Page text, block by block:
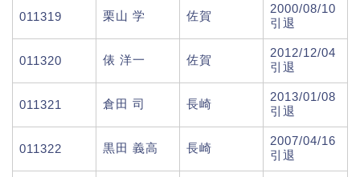
011319 栗山 学 佐賀
2000/08/10
引退
011320 俵 洋一 佐賀
2012/12/04
引退
011321 倉田 司 長崎
2013/01/08
引退
011322 黒田 義高 長崎
2007/04/16
引退